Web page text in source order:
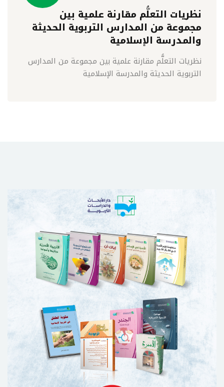
نظريات التعلُّم مقارنة علمية بين
مجموعة من المدارس التربوية الحديثة
والمدرسة الإسلامية
نظريات التعلُّم مقارنة علمية بين مجموعة من المدارس
التربوية الحديثة والمدرسة الإسلامية